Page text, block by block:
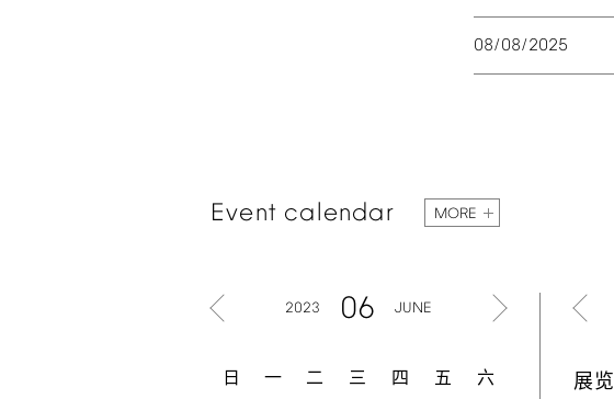
08/08/2025
Event calendar MORE
2023 06 JUNE
日 一 二 三 四 五 六 展览